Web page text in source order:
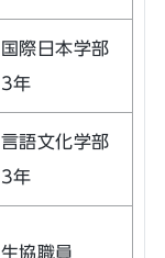
国際日本学部
3年
言語文化学部
3年
生協職員